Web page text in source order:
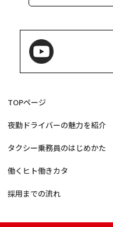
TOPページ
夜勤ドライバーの魅力を紹介
タクシー乗務員のはじめかた
働くヒト働きカタ
採用までの流れ